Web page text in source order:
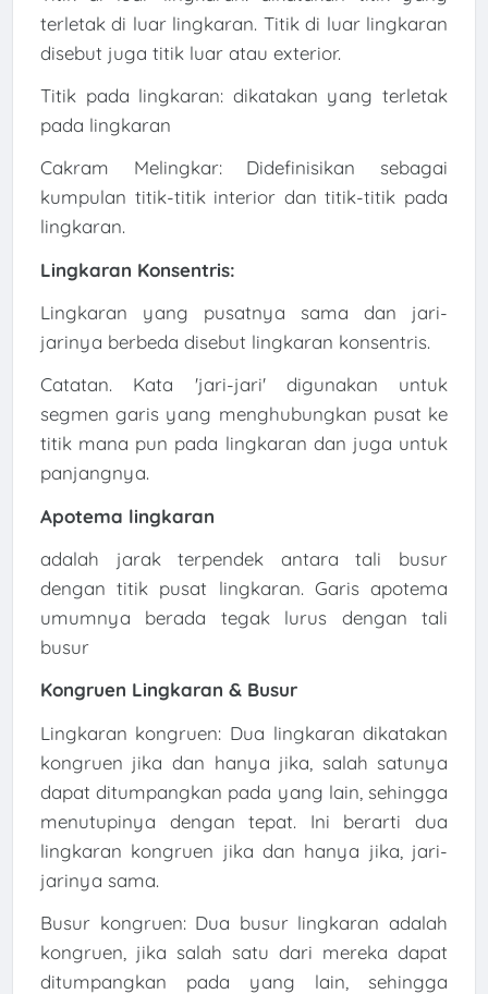
terletak di luar lingkaran. Titik di luar lingkaran
disebut juga titik luar atau exterior.
Titik pada lingkaran: dikatakan yang terletak
pada lingkaran
Cakram Melingkar: Didefinisikan sebagai
kumpulan titik-titik interior dan titik-titik pada
lingkaran.
Lingkaran Konsentris:
Lingkaran yang pusatnya sama dan jari-
jarinya berbeda disebut lingkaran konsentris.
Catatan. Kata 'jari-jari' digunakan untuk
segmen garis yang menghubungkan pusat ke
titik mana pun pada lingkaran dan juga untuk
panjangnya.
Apotema lingkaran
adalah jarak terpendek antara tali busur
dengan titik pusat lingkaran. Garis apotema
umumnya berada tegak lurus dengan tali
busur
Kongruen Lingkaran & Busur
Lingkaran kongruen: Dua lingkaran dikatakan
kongruen jika dan hanya jika, salah satunya
dapat ditumpangkan pada yang lain, sehingga
menutupinya dengan tepat. Ini berarti dua
lingkaran kongruen jika dan hanya jika, jari-
jarinya sama.
Busur kongruen: Dua busur lingkaran adalah
kongruen, jika salah satu dari mereka dapat
ditumpangkan pada yang lain, sehingga